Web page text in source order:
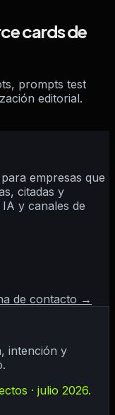
cards de
prompts test
editorial.
empresas que
citadas y
y canales de
de contacto →
intención y
· julio 2026.